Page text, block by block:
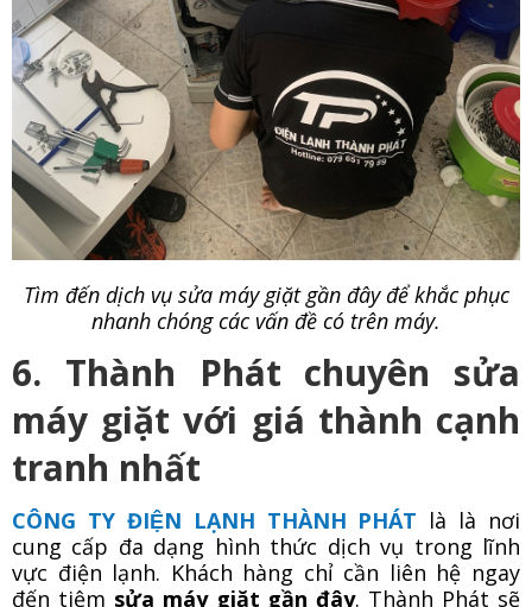
Tìm đến dịch vụ sửa máy giặt gần đây để khắc phục
nhanh chóng các vấn đề có trên máy.
6. Thành Phát chuyên sửa
máy giặt với giá thành cạnh
tranh nhất
CÔNG TY ĐIỆN LẠNH THÀNH PHÁT là là nơi
cung cấp đa dạng hình thức dịch vụ trong lĩnh
vực điện lạnh. Khách hàng chỉ cần liên hệ ngay
đến tiệm sửa máy giặt gần đây. Thành Phát sẽ